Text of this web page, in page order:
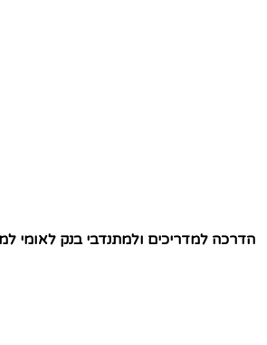
הדרכה למדריכים ולמתנדבי בנק לאומי